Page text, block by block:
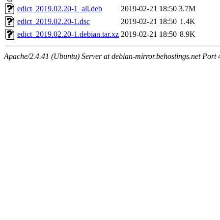
edict_2019.02.20-1_all.deb
2019-02-21 18:50 3.7M
edict_2019.02.20-1.dsc
2019-02-21 18:50 1.4K
edict_2019.02.20-1.debian.tar.xz 2019-02-21 18:50 8.9K
Apache/2.4.41 (Ubuntu) Server at debian-mirror.behostings.net Port